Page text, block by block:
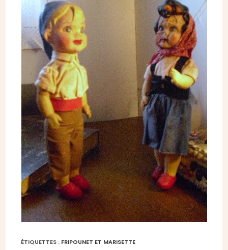
ÉTIQUETTES : FRIPOUNET ET MARISETTE